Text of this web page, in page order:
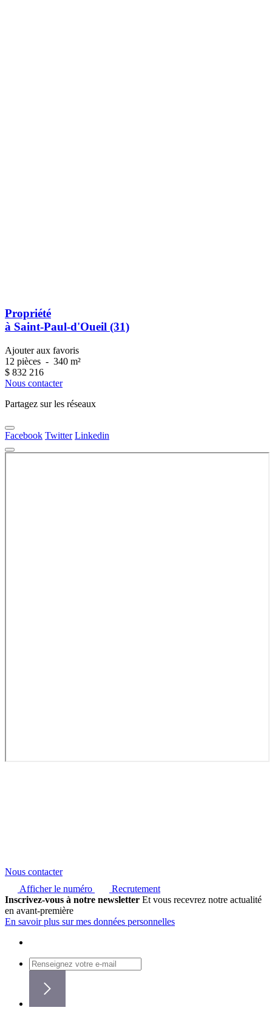
Propriété
à Saint-Paul-d'Oueil (31)
Ajouter aux favoris
12 pièces - 340 m²
$ 832 216
Nous contacter
Partagez sur les réseaux
Facebook Twitter Linkedin
Nous contacter
Afficher le numéro
Recrutement
Inscrivez-vous à notre newsletter Et vous recevrez notre actualité
en avant-première
En savoir plus sur mes données personnelles